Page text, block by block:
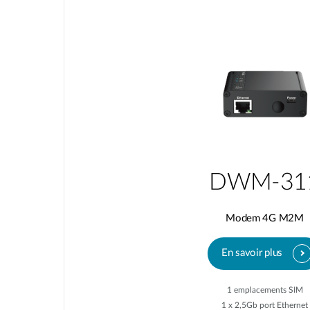
DWM-
Modem 4G M2M
En savoir plus
1 emplacements SIM
1 x 2,5Gb port Ethernet